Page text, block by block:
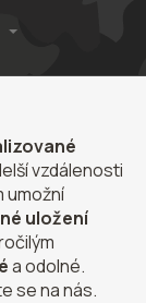
vzdálenosti
umožní
uložení
a odolné.
se na nás.